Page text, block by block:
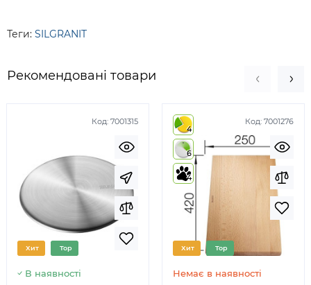
Теги: SILGRANIT
Рекомендовані товари
Код: 7001315
Хит Top
В наявності
Код: 7001276
4
6
4
Хит Top
Немає в наявності